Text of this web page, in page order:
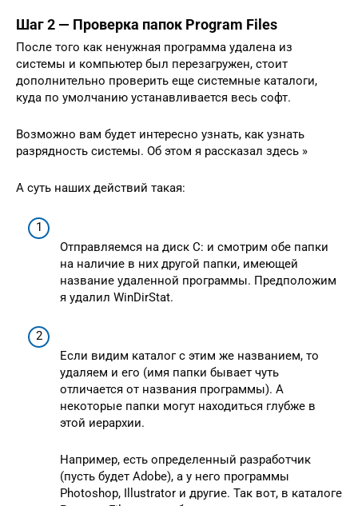
Шаг 2 — Проверка папок Program Files
После того как ненужная программа удалена из
системы и компьютер был перезагружен, стоит
дополнительно проверить еще системные каталоги,
куда по умолчанию устанавливается весь софт.
Возможно вам будет интересно узнать, как узнать
разрядность системы. Об этом я рассказал здесь »
А суть наших действий такая:
Отправляемся на диск С: и смотрим обе папки
на наличие в них другой папки, имеющей
название удаленной программы. Предположим
я удалил WinDirStat.
Если видим каталог с этим же названием, то
удаляем и его (имя папки бывает чуть
отличается от названия программы). А
некоторые папки могут находиться глубже в
этой иерархии.
Например, есть определенный разработчик
(пусть будет Adobe), а у него программы
Photoshop, Illustrator и другие. Так вот, в каталоге